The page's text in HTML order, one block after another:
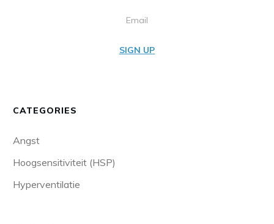
SIGN UP
CATEGORIES
Angst
Hoogsensitiviteit (HSP)
Hyperventilatie